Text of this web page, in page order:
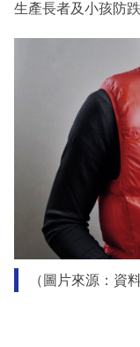
生產長者及小孩防
（圖片來源：資